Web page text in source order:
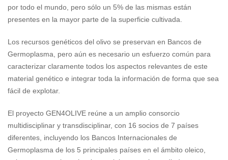
por todo el mundo, pero sólo un 5% de las mismas están
presentes en la mayor parte de la superficie cultivada.
Los recursos genéticos del olivo se preservan en Bancos de
Germoplasma, pero aún es necesario un esfuerzo común para
caracterizar claramente todos los aspectos relevantes de este
material genético e integrar toda la información de forma que sea
fácil de explotar.
El proyecto GEN4OLIVE reúne a un amplio consorcio
multidisciplinar y transdisciplinar, con 16 socios de 7 países
diferentes, incluyendo los Bancos Internacionales de
Germoplasma de los 5 principales países en el ámbito oleico,